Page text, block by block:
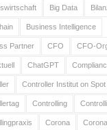
Big Data
Business Intelligence
Partner CFO CFO-
ChatGPT
Controller Institut on Spot
Controlling
Corona